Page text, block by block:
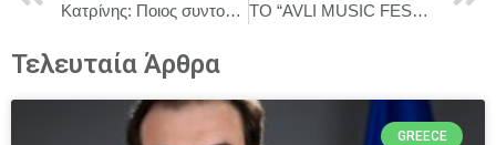
Κατρίνης: Ποιος συντονίζει τελικά τις διεθνείς συνεργασίες της ελληνικής αμυντικής βιομηχανίας;
ΤΟ “AVLI MUSIC FESTIVAL 2026” ΕΙΝΑΙ ΓΕΓΟΝΟΣ! ΑΝΔΡΟΣ \ ΤΗΝΟΣ \ ΣΥΡΟΣ ΑΠΟ 17/7 ΕΩΣ 22/7
Τελευταία Άρθρα
GREECE